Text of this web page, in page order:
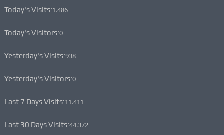
Today's Visits:1.486
Today's Visitors:0
Yesterday's Visits:938
Yesterday's Visitors:0
Last 7 Days Visits:11.411
Last 30 Days Visits:44.372